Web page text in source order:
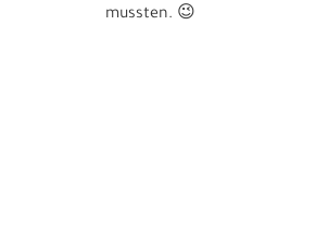
mussten. 😉